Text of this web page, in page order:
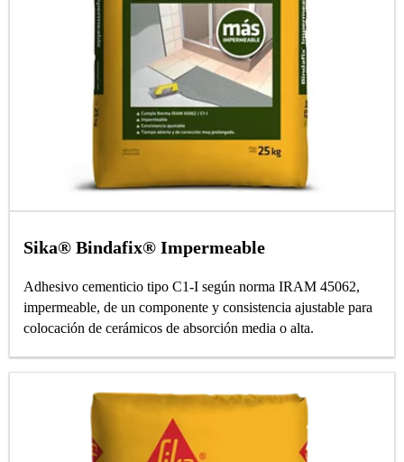
Sika® Bindafix® Impermeable
Adhesivo cementicio tipo C1-I según norma IRAM 45062,
impermeable, de un componente y consistencia ajustable para
colocación de cerámicos de absorción media o alta.